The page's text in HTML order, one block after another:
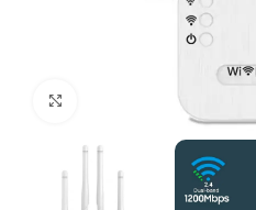
Click to enlarge